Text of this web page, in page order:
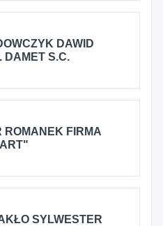
DAWID
DAMET S.C.
ROMANEK FIRMA
SYLWESTER